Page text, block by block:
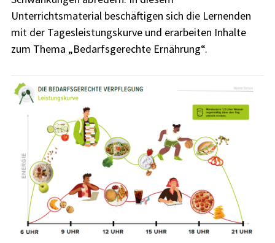
Unterrichtsmaterial beschäftigen sich die Lernenden
mit der Tagesleistungskurve und erarbeiten Inhalte
zum Thema „Bedarfsgerechte Ernährung“.